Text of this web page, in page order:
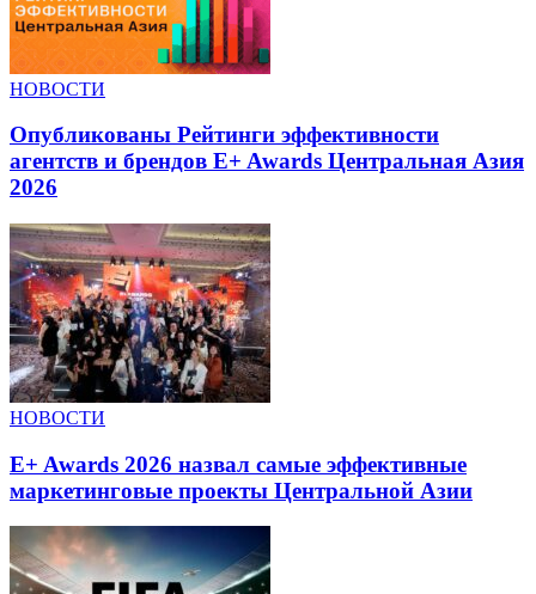
НОВОСТИ
Опубликованы Рейтинги эффективности
агентств и брендов E+ Awards Центральная Азия
2026
НОВОСТИ
E+ Awards 2026 назвал самые эффективные
маркетинговые проекты Центральной Азии